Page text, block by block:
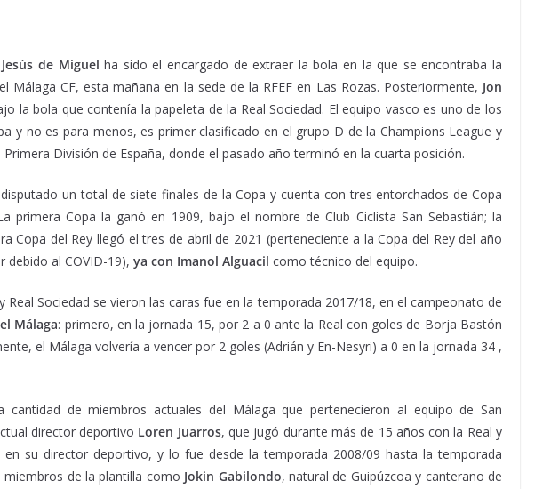
Jesús de Miguel ha sido el encargado de extraer la bola en la que se encontraba la
Málaga CF, esta mañana en la sede de la RFEF en Las Rozas. Posteriormente, Jon
la bola que contenía la papeleta de la Real Sociedad. El equipo vasco es uno de los
y no es para menos, es primer clasificado en el grupo D de la Champions League y
División de España, donde el pasado año terminó en la cuarta posición.
disputado un total de siete finales de la Copa y cuenta con tres entorchados de Copa
primera Copa la ganó en 1909, bajo el nombre de Club Ciclista San Sebastián; la
Copa del Rey llegó el tres de abril de 2021 (perteneciente a la Copa del Rey del año
debido al COVID-19), ya con Imanol Alguacil como técnico del equipo.
Real Sociedad se vieron las caras fue en la temporada 2017/18, en el campeonato de
Málaga: primero, en la jornada 15, por 2 a 0 ante la Real con goles de Borja Bastón
el Málaga volvería a vencer por 2 goles (Adrián y En-Nesyri) a 0 en la jornada 34 ,
cantidad de miembros actuales del Málaga que pertenecieron al equipo de San
director deportivo Loren Juarros, que jugó durante más de 15 años con la Real y
en su director deportivo, y lo fue desde la temporada 2008/09 hasta la temporada
miembros de la plantilla como Jokin Gabilondo, natural de Guipúzcoa y canterano de